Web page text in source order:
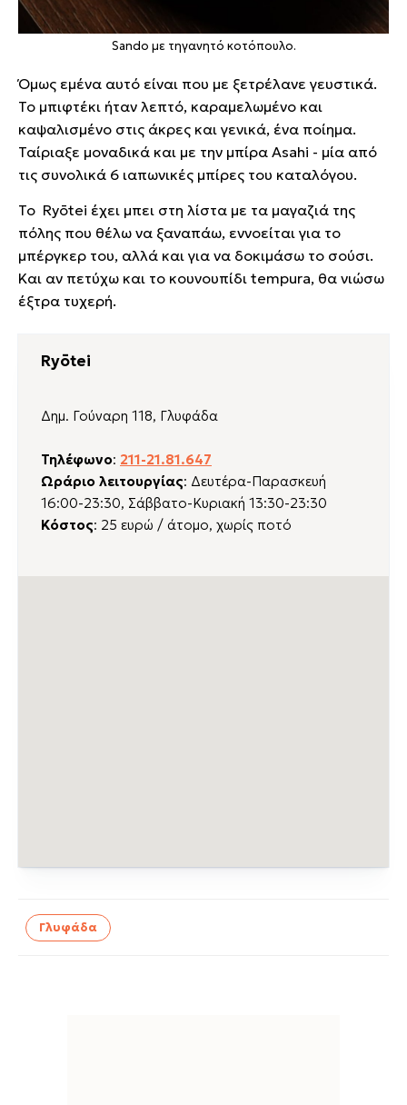
Sando με τηγανητό κοτόπουλο.
Όμως εμένα αυτό είναι που με ξετρέλανε γευστικά.
Το μπιφτέκι ήταν λεπτό, καραμελωμένο και
καψαλισμένο στις άκρες και γενικά, ένα ποίημα.
Ταίριαξε μοναδικά και με την μπίρα Asahi - μία από
τις συνολικά 6 ιαπωνικές μπίρες του καταλόγου.
Το Ryōtei έχει μπει στη λίστα με τα μαγαζιά της
πόλης που θέλω να ξαναπάω, εννοείται για το
μπέργκερ του, αλλά και για να δοκιμάσω το σούσι.
Και αν πετύχω και το κουνουπίδι tempura, θα νιώσω
έξτρα τυχερή.
Ryōtei
Δημ. Γούναρη 118, Γλυφάδα
Τηλέφωνο: 211-21.81.647
Ωράριο λειτουργίας: Δευτέρα-Παρασκευή
16:00-23:30, Σάββατο-Κυριακή 13:30-23:30
Kόστος: 25 ευρώ / άτομο, χωρίς ποτό
Γλυφάδα